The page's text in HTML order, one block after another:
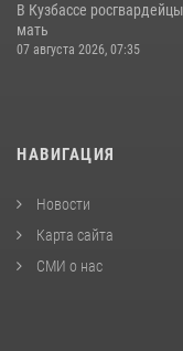
В Кузбассе
мать
07 августа 2026, 07:35
НАВИГАЦИЯ
Новости
Карта сайта
СМИ о нас